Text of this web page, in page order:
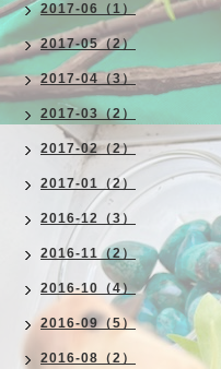
2017-06（1）
2017-05（2）
2017-04（3）
2017-03（2）
2017-02（2）
2017-01（2）
2016-12（3）
2016-11（2）
2016-10（4）
2016-09（5）
2016-08（2）